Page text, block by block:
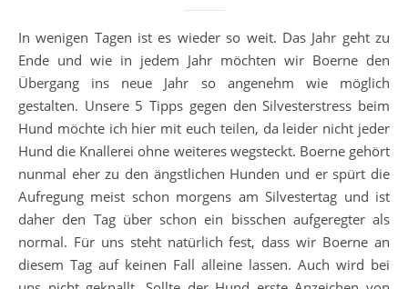
In wenigen Tagen ist es wieder so weit. Das Jahr geht zu
Ende und wie in jedem Jahr möchten wir Boerne den
Übergang ins neue Jahr so angenehm wie möglich
gestalten. Unsere 5 Tipps gegen den Silvesterstress beim
Hund möchte ich hier mit euch teilen, da leider nicht jeder
Hund die Knallerei ohne weiteres wegsteckt. Boerne gehört
nunmal eher zu den ängstlichen Hunden und er spürt die
Aufregung meist schon morgens am Silvestertag und ist
daher den Tag über schon ein bisschen aufgeregter als
normal. Für uns steht natürlich fest, dass wir Boerne an
diesem Tag auf keinen Fall alleine lassen. Auch wird bei